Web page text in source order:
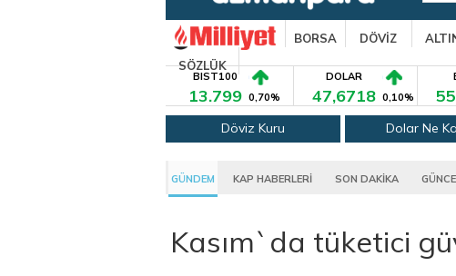
BORSA DÖVİZ
SÖZLÜK
BIST100
13.799 0,70%
DOLAR
47,6718 0,10%
Döviz Kuru Dolar Ne
GÜNDEM KAP HABERLERİ SON DAKİKA
Kasım`da tüketici